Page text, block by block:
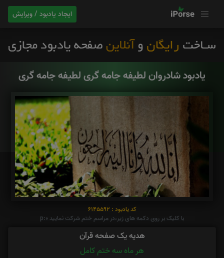
ایجاد یادبود / ویرایش
یادبود شادروان لطیفه جامه گری لطیفه جامه گری
کد یادبود : 6145592
با کلیک بر روی دکمه های زیر،در مراسم ختم شرکت نمایید p:0
هدیه یک صفحه قرآن
هر ماه سه ختم کامل